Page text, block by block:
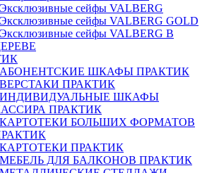
сейфы VALBERG
сейфы VALBERG GOLD
сейфы VALBERG В
ШКАФЫ ПРАКТИК
ПРАКТИК
ШКАФЫ
ПРАКТИК
БОЛЬШИХ ФОРМАТОВ
ПРАКТИК
ДЛЯ БАЛКОНОВ ПРАКТИК